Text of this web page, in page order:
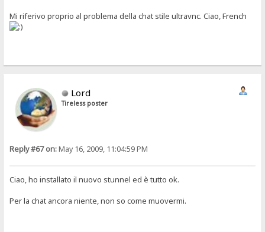
Mi riferivo proprio al problema della chat stile ultravnc. Ciao, French
Lord
Tireless poster
Reply #67 on:May 16, 2009, 11:04:59 PM
Ciao, ho installato il nuovo stunnel ed è tutto ok.
Per la chat ancora niente, non so come muovermi.